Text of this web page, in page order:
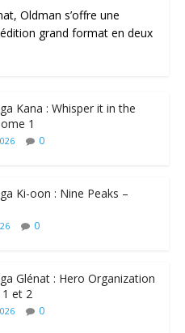
Oldman s’offre une
grand format en deux
Kana : Whisper it in the
1
0
Ki-oon : Nine Peaks –
0
Glénat : Hero Organization
et 2
0